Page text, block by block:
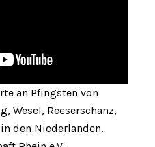
an Pfingsten von
Wesel, Reeserschanz,
den Niederlanden.